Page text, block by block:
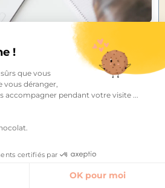
!
que vous
vous déranger,
accompagner pendant votre visite ...
certifiés par
OK pour moi
les 7 étapes clés pour
sans forcer
Lire l'article